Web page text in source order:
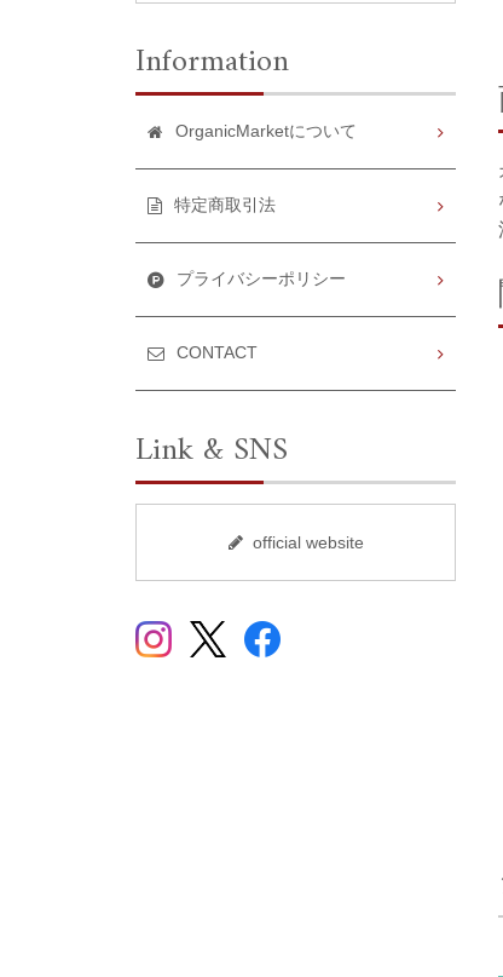
Information
OrganicMarketについて
特定商取引法
プライバシーポリシー
CONTACT
Link & SNS
official website